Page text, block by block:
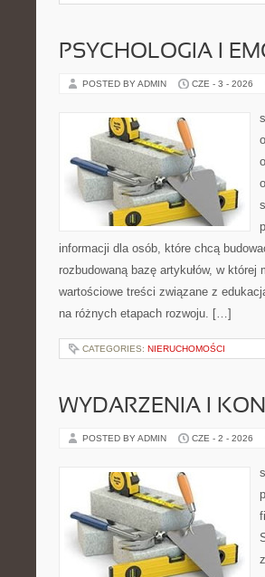
PSYCHOLOGIA I
POSTED BY ADMIN CZE - 3 - 2026
informacji dla osób, które chcą
rozbudowaną bazę artykułów, w
wartościowe treści związane z
na różnych etapach rozwoju. […]
CATEGORIES: NIERUCHOMOŚCI
WYDARZENIA I
POSTED BY ADMIN CZE - 2 - 2026